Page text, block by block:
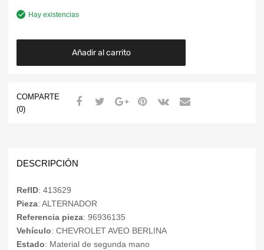
Hay existencias
Añadir al carrito
COMPARTE
(0)
DESCRIPCIÓN
RefID: 413629
Pieza: ALTERNADOR
Referencia pieza: 96936135
Vehículo: CHEVROLET AVEO BERLINA
Estado: Material de segunda mano